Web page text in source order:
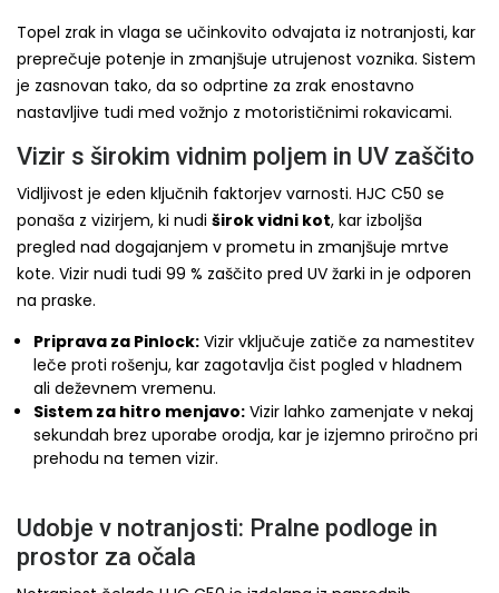
Topel zrak in vlaga se učinkovito odvajata iz notranjosti, kar
preprečuje potenje in zmanjšuje utrujenost voznika. Sistem
je zasnovan tako, da so odprtine za zrak enostavno
nastavljive tudi med vožnjo z motorističnimi rokavicami.
Vizir s širokim vidnim poljem in UV zaščito
Vidljivost je eden ključnih faktorjev varnosti. HJC C50 se
ponaša z vizirjem, ki nudi širok vidni kot, kar izboljša
pregled nad dogajanjem v prometu in zmanjšuje mrtve
kote. Vizir nudi tudi 99 % zaščito pred UV žarki in je odporen
na praske.
Priprava za Pinlock: Vizir vključuje zatiče za namestitev
leče proti rošenju, kar zagotavlja čist pogled v hladnem
ali deževnem vremenu.
Sistem za hitro menjavo: Vizir lahko zamenjate v nekaj
sekundah brez uporabe orodja, kar je izjemno priročno pri
prehodu na temen vizir.
Udobje v notranjosti: Pralne podloge in
prostor za očala